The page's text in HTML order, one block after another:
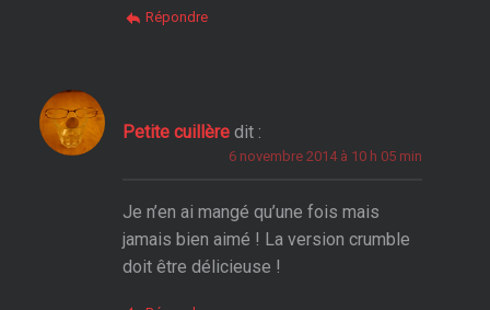
Répondre
Petite cuillère dit :
6 novembre 2014 à 10 h 05 min
Je n’en ai mangé qu’une fois mais
jamais bien aimé ! La version crumble
doit être délicieuse !